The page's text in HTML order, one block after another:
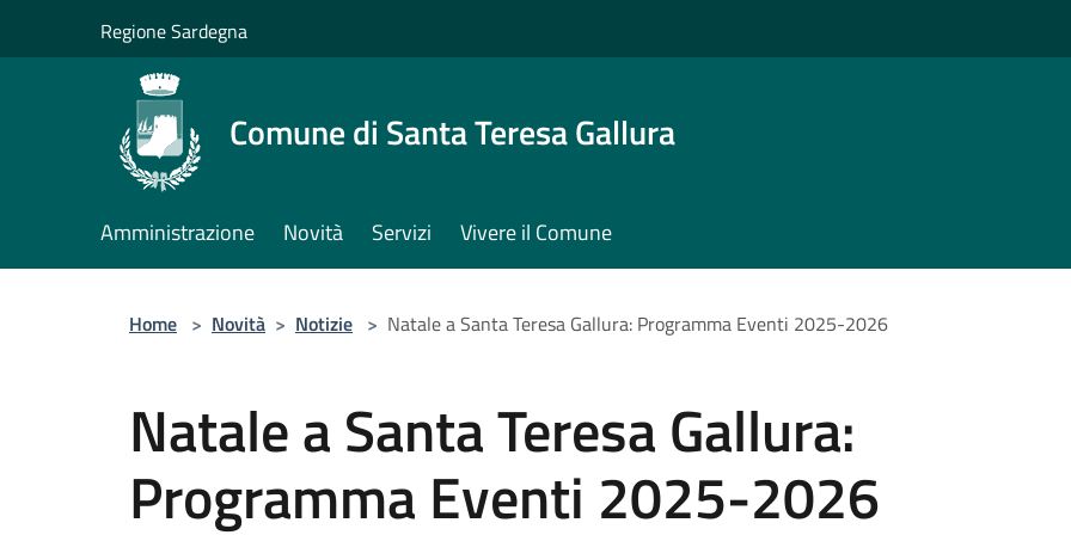
Regione Sardegna
Comune di Santa Teresa Gallura
Amministrazione Novità Servizi Vivere il Comune
Home > Novità > Notizie > Natale a Santa Teresa Gallura: Programma Eventi 2025-2026
Natale a Santa Teresa Gallura:
Programma Eventi 2025-2026